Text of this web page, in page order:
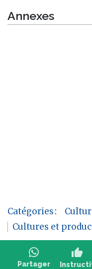
Annexes
Catégories:
Cultures et
Partager
thumb_up